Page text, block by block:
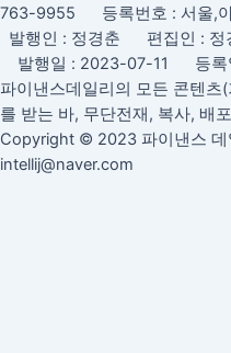
763-9955 등록번호 : 서울,
발행인 : 정경춘 편집인 :
발행일 : 2023-07-11 등록
파이낸스데일리의 모든 콘텐츠
를 받는 바, 무단전재, 복사, 배
Copyright © 2023 파이낸스
intellij@naver.com